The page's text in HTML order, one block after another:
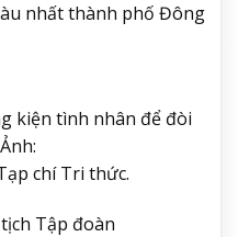
nhất thành phố Đông
kiện tình nhân để đòi
chí Tri thức.
Tập đoàn